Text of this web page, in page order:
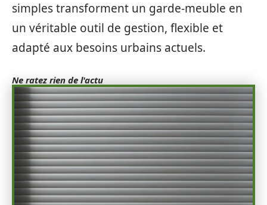
simples transforment un garde-meuble en
un véritable outil de gestion, flexible et
adapté aux besoins urbains actuels.
Ne ratez rien de l'actu